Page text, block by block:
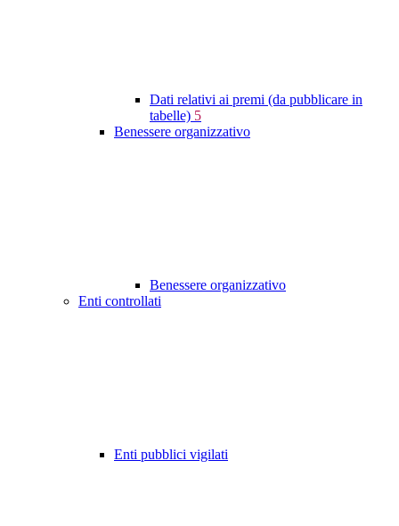
Dati relativi ai premi (da pubblicare in
tabelle) 5
Benessere organizzativo
Benessere organizzativo
Enti controllati
Enti pubblici vigilati